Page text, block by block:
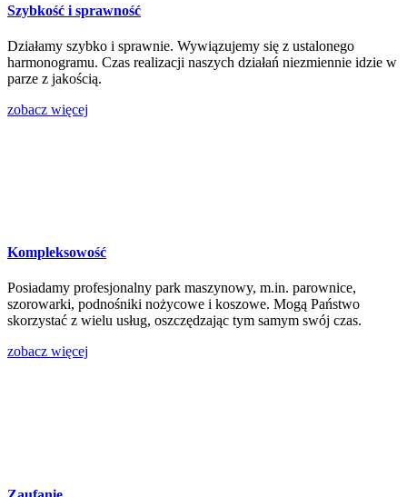
Szybkość i sprawność
Działamy szybko i sprawnie. Wywiązujemy się z ustalonego
harmonogramu. Czas realizacji naszych działań niezmiennie idzie w
parze z jakością.
zobacz więcej
Kompleksowość
Posiadamy profesjonalny park maszynowy, m.in. parownice,
szorowarki, podnośniki nożycowe i koszowe. Mogą Państwo
skorzystać z wielu usług, oszczędzając tym samym swój czas.
zobacz więcej